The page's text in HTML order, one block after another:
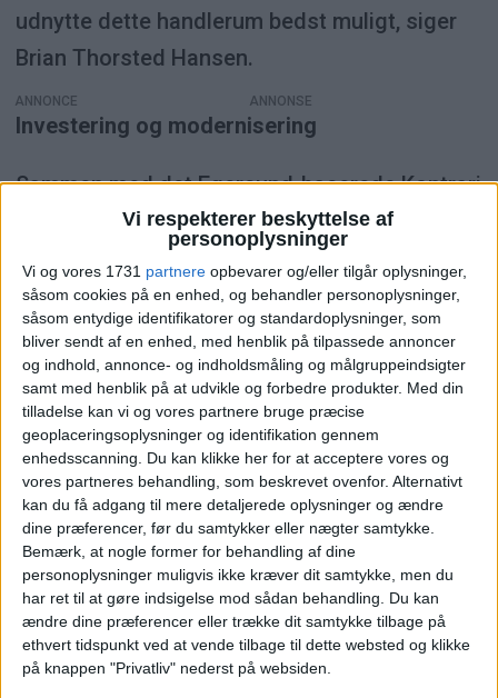
Vi respekterer beskyttelse af
personoplysninger
Vi og vores 1731 partnere opbevarer og/eller tilgår oplysninger,
såsom cookies på en enhed, og behandler personoplysninger,
såsom entydige identifikatorer og standardoplysninger, som
bliver sendt af en enhed, med henblik på tilpassede annoncer
og indhold, annonce- og indholdsmåling og målgruppeindsigter
samt med henblik på at udvikle og forbedre produkter. Med din
tilladelse kan vi og vores partnere bruge præcise
geoplaceringsoplysninger og identifikation gennem
enhedsscanning. Du kan klikke her for at acceptere vores og
vores partneres behandling, som beskrevet ovenfor. Alternativt
kan du få adgang til mere detaljerede oplysninger og ændre
dine præferencer, før du samtykker eller nægter samtykke.
Bemærk, at nogle former for behandling af dine
personoplysninger muligvis ikke kræver dit samtykke, men du
har ret til at gøre indsigelse mod sådan behandling.
Du kan
ændre dine præferencer eller trække dit samtykke tilbage på
ethvert tidspunkt ved at vende tilbage til dette websted og klikke
på knappen "Privatliv" nederst på websiden.
udnytte dette handlerum bedst muligt, siger
Brian Thorsted Hansen.
ANNONCE
Investering og modernisering
Sammen med det Egersund-baserede Kontrari
har Ferd været hovedejer af Fjord Line siden
2015. I 2023 blev West Coast Invest fra
Bergen medejer i selskabet.
Finansielt og strategisk har tiårsperioden
været præget af betydelige investeringer for
at sikre langsigtet konkurrencekraft.
Selskabet har rendyrket sin position som den
førende aktør på Vestlandet og Sørlandet
mod kontinentet. En vigtig milepæl var
leveringen af den nye hurtigfærge Fjord FSTR.
Med dobbelt passager- og bilkapacitet
styrkede dette tilbuddet på ruten
Kristiansand–Hirtshals markant.